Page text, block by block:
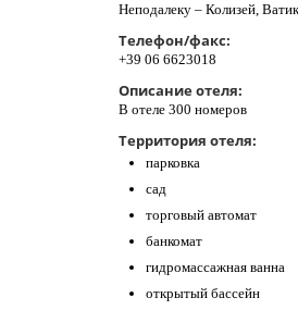
Неподалеку – Колизей,
Телефон/факс:
+39 06 6623018
Описание отеля:
В отеле 300 номеров
Территория отеля:
парковка
сад
торговый автомат
банкомат
гидромассажная ванна
открытый бассейн